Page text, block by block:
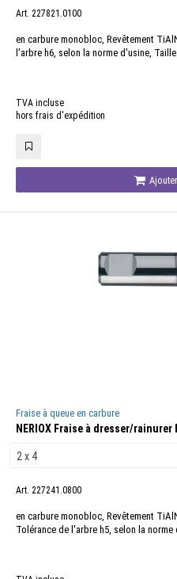
Art. 227821.0100
en carbure monobloc, Revêtement
l'arbre h6, selon la norme d'usine,
TVA incluse
hors frais d'expédition
Fraise à queue en carbure
NERIOX Fraise à dresser/rainurer
Art. 227241.0800
en carbure monobloc, Revêtement
Tolérance de l'arbre h5, selon la